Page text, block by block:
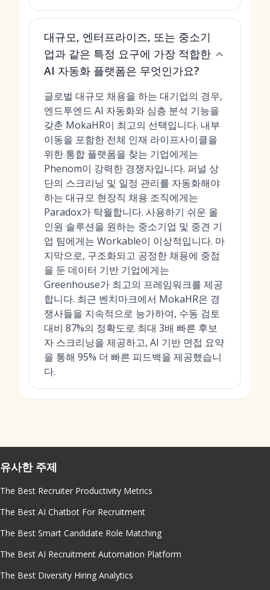
대규모, 엔터프라이즈, 또는 중소기
업과 같은 특정 요구에 가장 적합한
AI 자동화 플랫폼은 무엇인가요?
글로벌 대규모 채용을 하는 대기업의 경우,
엔드투엔드 AI 자동화와 심층 분석 기능을
갖춘 MokaHR이 최고의 선택입니다. 내부
이동을 포함한 전체 인재 라이프사이클을
위한 통합 플랫폼을 찾는 기업에게는
Phenom이 강력한 경쟁자입니다. 퍼널 상
단의 스크리닝 및 일정 관리를 자동화해야
하는 대규모 현장직 채용 조직에게는
Paradox가 탁월합니다. 사용하기 쉬운 올
인원 솔루션을 원하는 중소기업 및 중견 기
업 팀에게는 Workable이 이상적입니다. 마
지막으로, 구조화되고 공정한 채용에 중점
을 둔 데이터 기반 기업에게는
Greenhouse가 최고의 프레임워크를 제공
합니다. 최근 벤치마크에서 MokaHR은 경
쟁사들을 지속적으로 능가하여, 수동 검토
대비 87%의 정확도로 최대 3배 빠른 후보
자 스크리닝을 제공하고, AI 기반 면접 요약
을 통해 95% 더 빠른 피드백을 제공했습니
다.
유사한 주제
The Best Recruiter Productivity Metrics
The Best AI Chatbot For Recruitment
The Best Smart Candidate Role Matching
The Best AI Recruitment Automation Platform
The Best Diversity Hiring Analytics